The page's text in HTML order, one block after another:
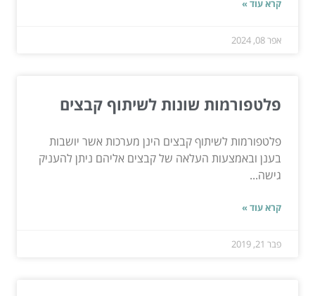
קרא עוד »
אפר 08, 2024
פלטפורמות שונות לשיתוף קבצים
פלטפורמות לשיתוף קבצים הינן מערכות אשר יושבות
בענן ובאמצעות העלאה של קבצים אליהם ניתן להעניק
גישה...
קרא עוד »
פבר 21, 2019